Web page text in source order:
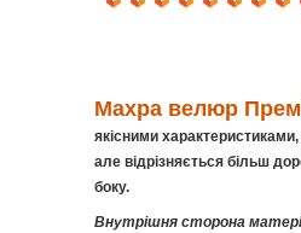
Махра велюр
якісними
але відрізняється більш
боку.
Внутрішня сторона